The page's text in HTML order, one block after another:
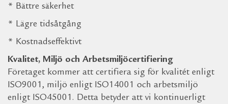
* Bättre säkerhet
* Lägre tidsåtgång
* Kostnadseffektivt
Kvalitet, Miljö och Arbetsmiljöcertifiering
Företaget kommer att certifiera sig för kvalitét enligt
ISO9001, miljö enligt ISO14001 och arbetsmiljö
enligt ISO45001. Detta betyder att vi kontinuerligt